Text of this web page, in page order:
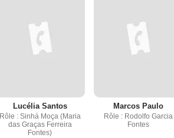
Lucélia Santos
Rôle : Sinhá Moça (Maria
das Graças Ferreira
Fontes)
Marcos Paulo
Rôle : Rodolfo Garcia
Fontes